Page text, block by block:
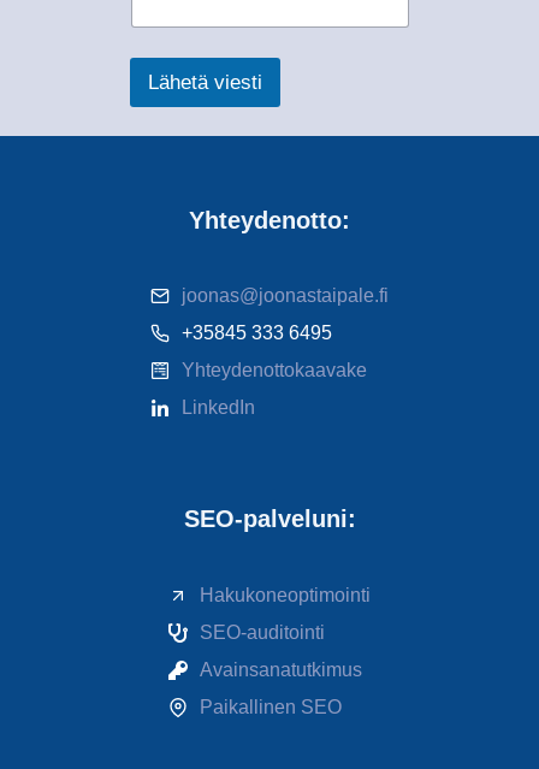
Lähetä viesti
Yhteydenotto:
joonas@joonastaipale.fi
+35845 333 6495
Yhteydenottokaavake
LinkedIn
SEO-palveluni:
Hakukoneoptimointi
SEO-auditointi
Avainsanatutkimus
Paikallinen SEO